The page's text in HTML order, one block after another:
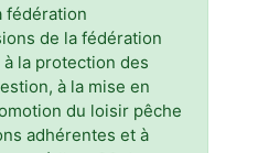
fédération
de la fédération
la protection des
à la mise en
du loisir pêche
adhérentes et à